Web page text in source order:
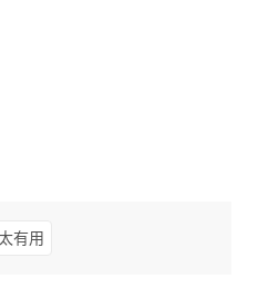
有用